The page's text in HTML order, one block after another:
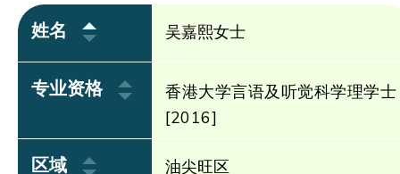
姓名 吴嘉熙女士
专业资格
香港大学言语及听觉科学理学士
[2016]
区域 油尖旺区